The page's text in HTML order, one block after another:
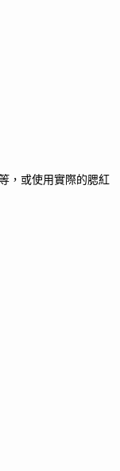
，或使用實際的腮紅